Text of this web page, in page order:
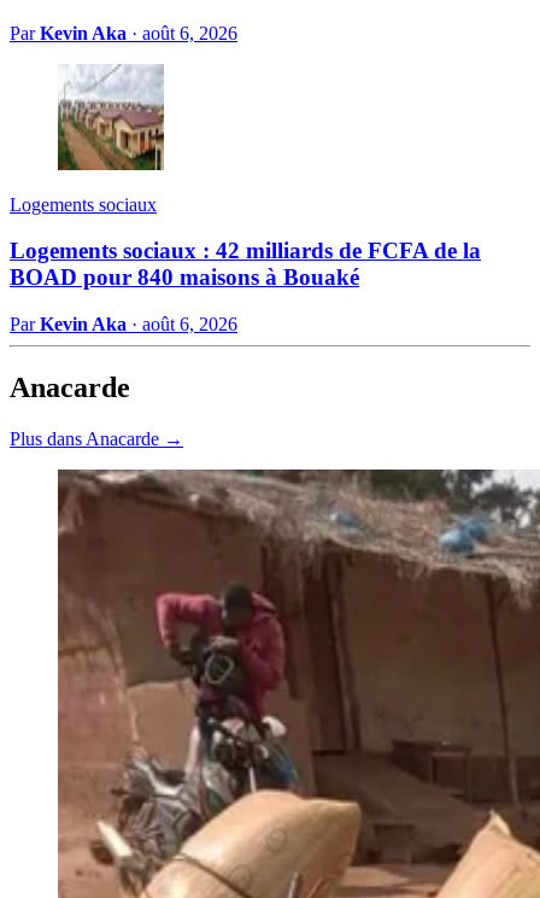
ParKevin Aka · août 6, 2026
Logements sociaux
Logements sociaux : 42 milliards de FCFA de la
BOAD pour 840 maisons à Bouaké
ParKevin Aka · août 6, 2026
Anacarde
Plus dans Anacarde →